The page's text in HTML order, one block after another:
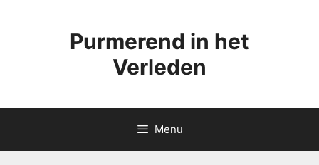
Purmerend in het
Verleden
Menu